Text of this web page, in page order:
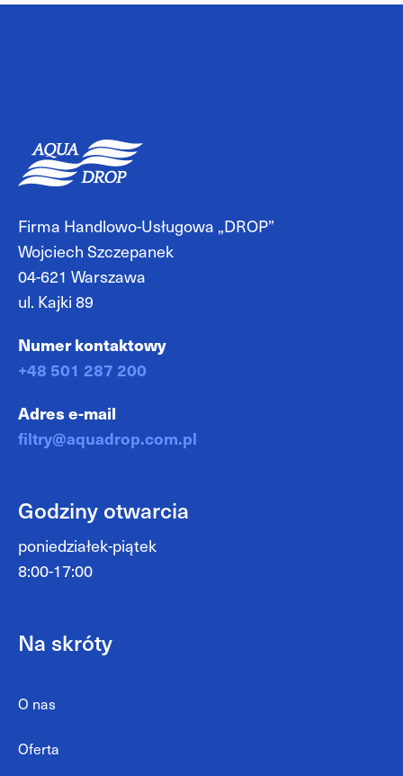
Firma Handlowo-Usługowa „DROP”
Wojciech Szczepanek
04-621 Warszawa
ul. Kajki 89
Numer kontaktowy
+48 501 287 200
Adres e-mail
filtry@aquadrop.com.pl
Godziny otwarcia
poniedziałek-piątek
8:00-17:00
Na skróty
O nas
Oferta